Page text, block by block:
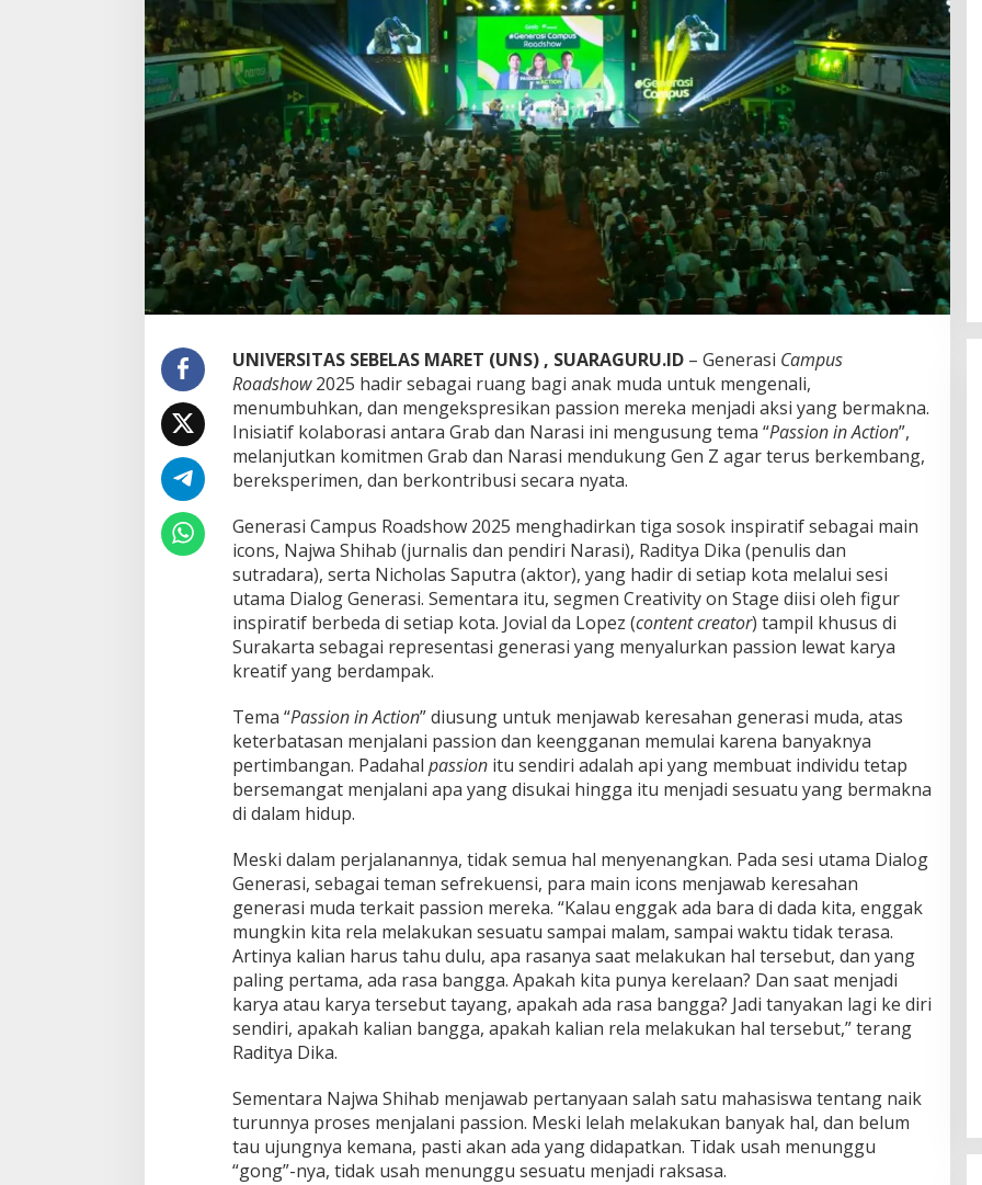
o
w
2
0
2
5
:
D
u
k
u
n
g
G
e
Z
U
b
a
h
P
a
s
i
o
n
i
n
Q
u
e
t
o
n
j
a
i
P
a
s
s
o
n
i
n
A
i
o
n
UNIVERSITAS SEBELAS MARET (UNS) , SUARAGURU.ID – Generasi Campus
Roadshow2025 hadir sebagai ruang bagi anak muda untuk mengenali,
menumbuhkan, dan mengekspresikan passion mereka menjadi aksi yang bermakna.
Inisiatif kolaborasi antara Grab dan Narasi ini mengusung tema “Passion in Action”,
melanjutkan komitmen Grab dan Narasi mendukung Gen Z agar terus berkembang,
bereksperimen, dan berkontribusi secara nyata.
Generasi Campus Roadshow 2025 menghadirkan tiga sosok inspiratif sebagai main
icons, Najwa Shihab (jurnalis dan pendiri Narasi), Raditya Dika (penulis dan
sutradara), serta Nicholas Saputra (aktor), yang hadir di setiap kota melalui sesi
utama Dialog Generasi. Sementara itu, segmen Creativity on Stage diisi oleh figur
inspiratif berbeda di setiap kota. Jovial da Lopez (content creator) tampil khusus di
Surakarta sebagai representasi generasi yang menyalurkan passion lewat karya
kreatif yang berdampak.
Tema “Passion in Action” diusung untuk menjawab keresahan generasi muda, atas
keterbatasan menjalani passion dan keengganan memulai karena banyaknya
pertimbangan. Padahal passionitu sendiri adalah api yang membuat individu tetap
bersemangat menjalani apa yang disukai hingga itu menjadi sesuatu yang bermakna
di dalam hidup.
Meski dalam perjalanannya, tidak semua hal menyenangkan. Pada sesi utama Dialog
Generasi, sebagai teman sefrekuensi, para main icons menjawab keresahan
generasi muda terkait passion mereka. “Kalau enggak ada bara di dada kita, enggak
mungkin kita rela melakukan sesuatu sampai malam, sampai waktu tidak terasa.
Artinya kalian harus tahu dulu, apa rasanya saat melakukan hal tersebut, dan yang
paling pertama, ada rasa bangga. Apakah kita punya kerelaan? Dan saat menjadi
karya atau karya tersebut tayang, apakah ada rasa bangga? Jadi tanyakan lagi ke diri
sendiri, apakah kalian bangga, apakah kalian rela melakukan hal tersebut,” terang
Raditya Dika.
Sementara Najwa Shihab menjawab pertanyaan salah satu mahasiswa tentang naik
turunnya proses menjalani passion. Meski lelah melakukan banyak hal, dan belum
tau ujungnya kemana, pasti akan ada yang didapatkan. Tidak usah menunggu
“gong”-nya, tidak usah menunggu sesuatu menjadi raksasa.